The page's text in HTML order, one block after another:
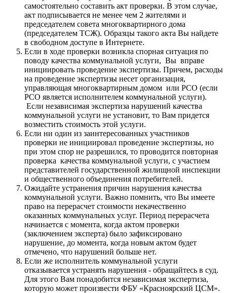
самостоятельно составить акт проверки. В этом случае,
акт подписывается не менее чем 2 жителями и
председателем совета многоквартирного дома
(председателем ТСЖ). Образцы такого акта Вы найдете
в свободном доступе в Интернете.
Если в ходе проверки возникла спорная ситуация по
поводу качества коммунальной услуги, Вы вправе
инициировать проведение экспертизы. Причем, расходы
на проведение экспертизы несет организация,
управляющая многоквартирным домом или РСО (если
РСО является исполнителем коммунальной услуги).
Если независимая экспертиза нарушений качества
коммунальной услуги не установит, то Вам придется
возместить стоимость этой услуги.
Если ни один из заинтересованных участников
проверки не инициировал проведение экспертизы, но
при этом спор не разрешился, то проводится повторная
проверка качества коммунальной услуги, с участием
представителей государственной жилищной инспекции
и общественного объединения потребителей.
Ожидайте устранения причин нарушения качества
коммунальной услуги. Важно помнить, что Вы имеете
право на перерасчет стоимости некачественно
оказанных коммунальных услуг. Период перерасчета
начинается с момента, когда актом проверки
(заключением эксперта) было зафиксировано
нарушение, до момента, когда новым актом будет
отмечено, что нарушений больше нет.
Если же исполнитель коммунальной услуги
отказывается устранять нарушения - обращайтесь в суд.
Для этого Вам понадобится независимая экспертиза,
которую может произвести ФБУ «Красноярский ЦСМ».